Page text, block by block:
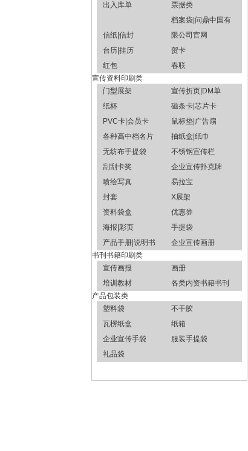
出入库单
票据类
信纸|信封
档案袋|问鼎中国有
限公司官网
台历|挂历
贺卡
红包
春联
宣传资料印刷类
门型展架
宣传折页|DM单
纸杯
磁条卡|芯片卡
PVC卡|会员卡
鼠标垫|广告扇
各种高中档名片
抽纸盒|纸巾
无纺布手提袋
不锈钢宣传栏
刮刮卡奖
企业宣传扑克牌
喷绘写真
易拉宝
封套
X展架
资料袋盒
优惠券
海报|彩页
手提袋
产品手册|说明书
企业宣传画册
书刊书籍印刷类
宣传画报
画册
培训教材
各类内资书籍书刊
产品包装类
塑料袋
不干胶
瓦楞纸盒
纸箱
企业宣传手袋
服装手提袋
礼品袋